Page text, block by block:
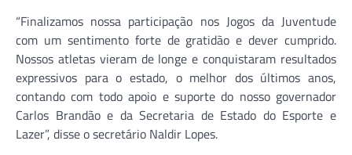
“Finalizamos nossa participação nos Jogos da Juventude
com um sentimento forte de gratidão e dever cumprido.
Nossos atletas vieram de longe e conquistaram resultados
expressivos para o estado, o melhor dos últimos anos,
contando com todo apoio e suporte do nosso governador
Carlos Brandão e da Secretaria de Estado do Esporte e
Lazer”, disse o secretário Naldir Lopes.